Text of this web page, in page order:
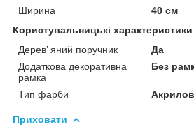
Ширина
40 см
Користувальницькі характеристики
Дерев’ яний поручник
Да
Додаткова декоративна
рамка
Без
Тип фарби
Приховати